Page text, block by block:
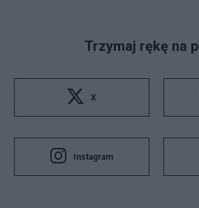
Trzymaj rękę na
X
Instagram